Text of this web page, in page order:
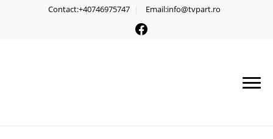
Contact:+40746975747 Email:info@tvpart.ro